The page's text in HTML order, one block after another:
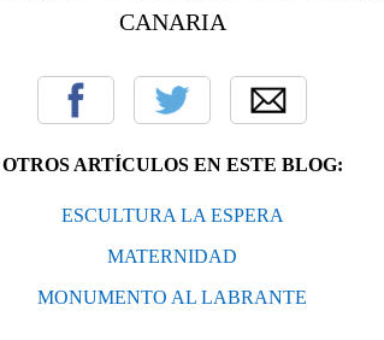
CANARIA
OTROS ARTÍCULOS EN ESTE BLOG:
ESCULTURA LA ESPERA
MATERNIDAD
MONUMENTO AL LABRANTE